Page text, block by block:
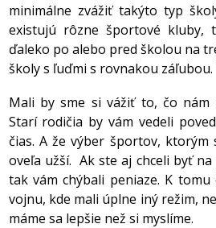
minimálne zvážiť takýto typ
existujú rôzne športové kluby,
ďaleko po alebo pred školou na
školy s ľuďmi s rovnakou záľubou.
Mali by sme si vážiť to, čo nám
Starí rodičia by vám vedeli
čias. A že výber športov,
oveľa užší. Ak ste aj chceli byť
tak vám chýbali peniaze. K
vojnu, kde mali úplne iný režim,
máme sa lepšie než si myslíme.